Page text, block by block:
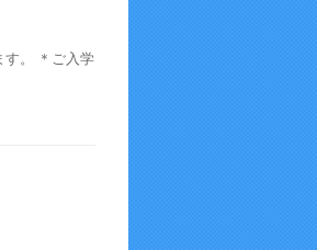
す。 ＊ご入学